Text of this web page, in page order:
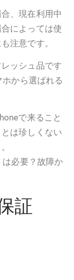
、現在利用中
によっては使
注意です。
ッシュ品です
から選ばれる
で来ること
は珍しくない
必要？故障か
証